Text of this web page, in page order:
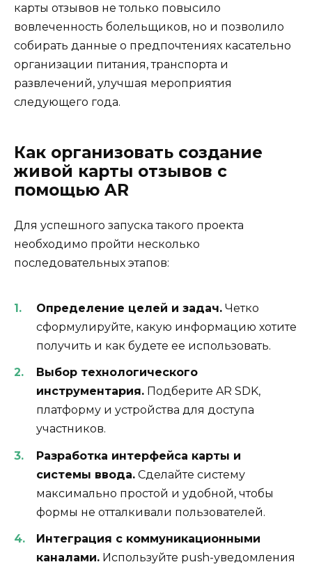
карты отзывов не только повысило
вовлеченность болельщиков, но и позволило
собирать данные о предпочтениях касательно
организации питания, транспорта и
развлечений, улучшая мероприятия
следующего года.
Как организовать создание
живой карты отзывов с
помощью AR
Для успешного запуска такого проекта
необходимо пройти несколько
последовательных этапов:
Определение целей и задач. Четко
сформулируйте, какую информацию хотите
получить и как будете ее использовать.
Выбор технологического
инструментария. Подберите AR SDK,
платформу и устройства для доступа
участников.
Разработка интерфейса карты и
системы ввода. Сделайте систему
максимально простой и удобной, чтобы
формы не отталкивали пользователей.
Интеграция с коммуникационными
каналами. Используйте push-уведомления